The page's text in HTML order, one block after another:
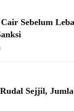
Sebelum
Sejjil,